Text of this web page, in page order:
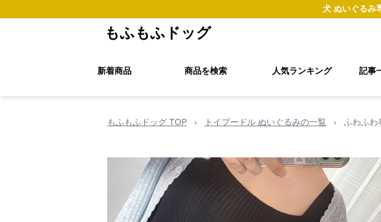
犬 ぬいぐるみ
もふもふドッグ
新着商品 商品を検索 人気ランキング 記事
もふもふドッグ TOP › トイプードル ぬいぐるみの一覧 › ふわふわ